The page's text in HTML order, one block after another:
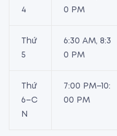
4
0 PM
Thứ
5
6:30 AM, 8:3
0 PM
Thứ
6–C
N
7:00 PM–10:
00 PM